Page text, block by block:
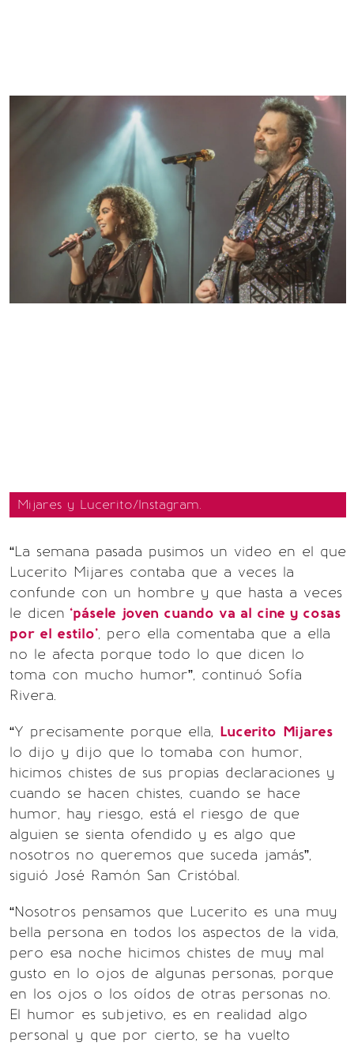
Mijares y Lucerito/Instagram.
“La semana pasada pusimos un video en el que
Lucerito Mijares contaba que a veces la
confunde con un hombre y que hasta a veces
le dicen ‘pásele joven cuando va al cine y cosas
por el estilo’, pero ella comentaba que a ella
no le afecta porque todo lo que dicen lo
toma con mucho humor”, continuó Sofía
Rivera.
“Y precisamente porque ella, Lucerito Mijares
lo dijo y dijo que lo tomaba con humor,
hicimos chistes de sus propias declaraciones y
cuando se hacen chistes, cuando se hace
humor, hay riesgo, está el riesgo de que
alguien se sienta ofendido y es algo que
nosotros no queremos que suceda jamás”,
siguió José Ramón San Cristóbal.
“Nosotros pensamos que Lucerito es una muy
bella persona en todos los aspectos de la vida,
pero esa noche hicimos chistes de muy mal
gusto en lo ojos de algunas personas, porque
en los ojos o los oídos de otras personas no.
El humor es subjetivo, es en realidad algo
personal y que por cierto, se ha vuelto